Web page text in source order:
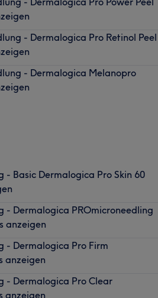
- Dermalogica Pro Retinol Peel
- Dermalogica Melanopro
- Basic Dermalogica Pro Skin 60
- Dermalogica PROmicroneedling
anzeigen
- Dermalogica Pro Firm
anzeigen
- Dermalogica Pro Clear
anzeigen